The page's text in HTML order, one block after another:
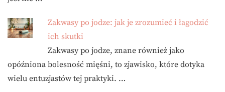
Zakwasy po jodze: jak je zrozumieć i łagodzić
ich skutki
Zakwasy po jodze, znane również jako
opóźniona bolesność mięśni, to zjawisko, które dotyka
wielu entuzjastów tej praktyki. …